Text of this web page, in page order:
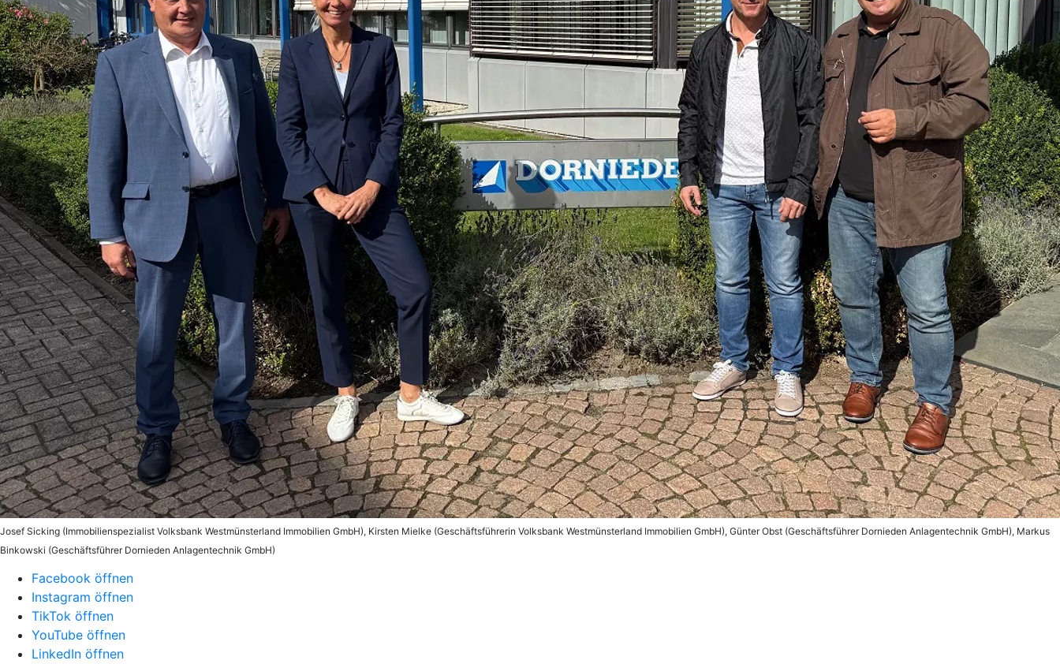
Josef Sicking (Immobilienspezialist Volksbank Westmünsterland Immobilien GmbH), Kirsten Mielke (Geschäftsführerin Volksbank Westmünsterland Immobilien GmbH), Günter Obst (Geschäftsführer Dornieden Anlagentechnik GmbH), Markus
Binkowski (Geschäftsführer Dornieden Anlagentechnik GmbH)
Facebook öffnen
Instagram öffnen
TikTok öffnen
YouTube öffnen
LinkedIn öffnen